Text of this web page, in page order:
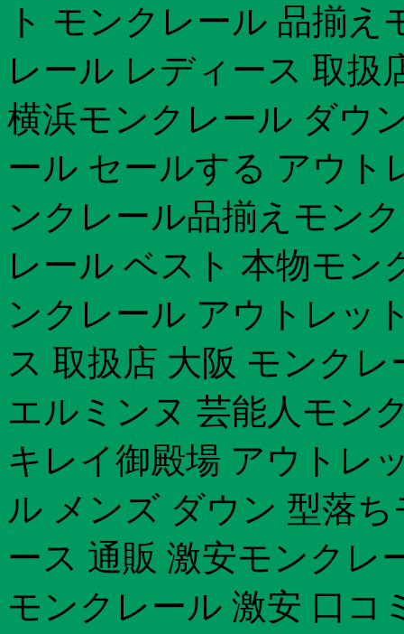
ト モンクレール 品揃
レール レディース 取扱
横浜モンクレール ダウ
ール セールする アウト
ンクレール品揃えモン
レール ベスト 本物モン
ンクレール アウトレッ
ス 取扱店 大阪 モンク
エルミンヌ 芸能人モン
キレイ御殿場 アウトレ
ル メンズ ダウン 型落
ース 通販 激安モンクレ
モンクレール 激安 口コ